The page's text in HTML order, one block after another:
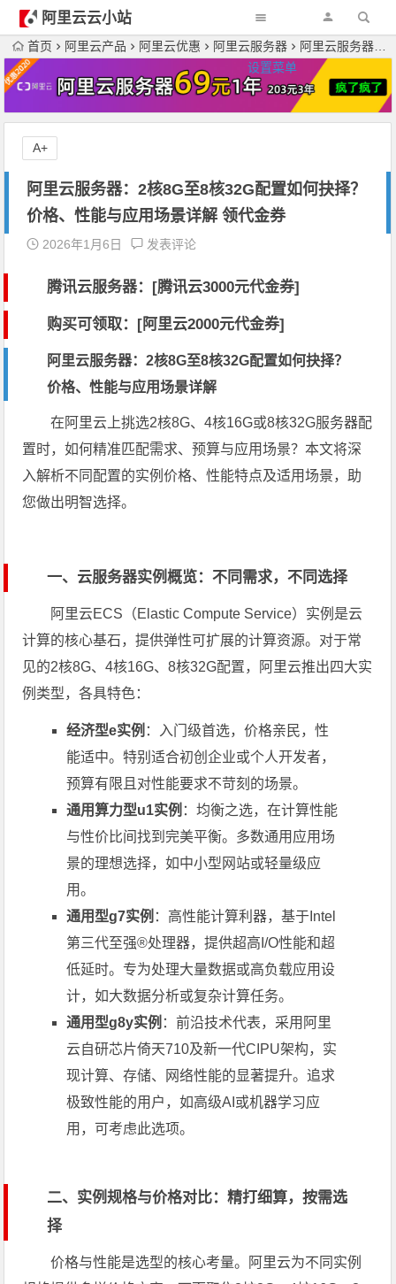
阿里云云小站
设置菜单
首页 阿里云产品 阿里云优惠 阿里云服务器 阿里云服务器：2核8G至8核32G配置如何抉择？价格、性能与应用场景详解 领代金券
阿里云服务器：2核8G至8核32G配置如何抉择？
价格、性能与应用场景详解 领代金券
2026年1月6日 发表评论
腾讯云服务器：[腾讯云3000元代金券]
购买可领取：[阿里云2000元代金券]
阿里云服务器：2核8G至8核32G配置如何抉择？
价格、性能与应用场景详解
在阿里云上挑选2核8G、4核16G或8核32G服务器配
置时，如何精准匹配需求、预算与应用场景？本文将深
入解析不同配置的实例价格、性能特点及适用场景，助
您做出明智选择。
一、云服务器实例概览：不同需求，不同选择
阿里云ECS（Elastic Compute Service）实例是云
计算的核心基石，提供弹性可扩展的计算资源。对于常
见的2核8G、4核16G、8核32G配置，阿里云推出四大实
例类型，各具特色：
经济型e实例 ：入门级首选，价格亲民，性
能适中。特别适合初创企业或个人开发者，
预算有限且对性能要求不苛刻的场景。
通用算力型u1实例 ：均衡之选，在计算性能
与性价比间找到完美平衡。多数通用应用场
景的理想选择，如中小型网站或轻量级应
用。
通用型g7实例 ：高性能计算利器，基于Intel
第三代至强®处理器，提供超高I/O性能和超
低延时。专为处理大量数据或高负载应用设
计，如大数据分析或复杂计算任务。
通用型g8y实例 ：前沿技术代表，采用阿里
云自研芯片倚天710及新一代CIPU架构，实
现计算、存储、网络性能的显著提升。追求
极致性能的用户，如高级AI或机器学习应
用，可考虑此选项。
二、实例规格与价格对比：精打细算，按需选
择
价格与性能是选型的核心考量。阿里云为不同实例
A+